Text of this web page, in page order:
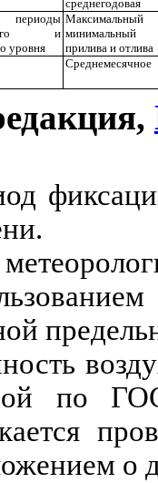
среднегодовая
и
уровня
минимальный
прилива и отлива
Среднемесячное
по
о